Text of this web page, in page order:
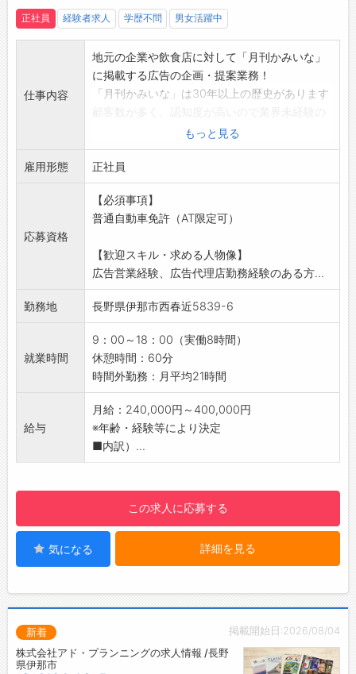
一部条件あり）
◆職歴に応じて定期的に階層別のミーティング
ています。
【教育制度】
新入社員OJT研修、新入社員フォローアップ研
度、資格取得推奨制度など
【転勤について】
・基本的には、自宅から通勤可能な近隣営業所
へ転勤の可能性があります。
可能な場合は、当社規定により基本給が上がり
ます。
・月3～4回程度、当番制による宿直勤務があり
ます。
・宿直勤務時間：17:00～翌8:30（手当あり）
【休日出勤について】
・月2回程度、休日出勤があります。
・休日出勤の際は、振替休日を取得して頂きま
す。
【会社特徴】
■創業1945年 社員数1,540名（2022年11月時
点）
978億7,023万円 （2022年8月実績）
ンのLPガスでは一般家庭・業務用への直接販売
に加え、地域ガス販売店様への卸売り販売も行
です。
■2021年より環境へ配慮したカーボンオフセッ
トLPガスの販売を開始し、今後もガス事業全体
としてお客様件数の拡大及び全国展開を目指し
正社員 経験者求人 学歴不問 男女活躍中
仕事内容
地元の企業や飲食店に対して「月刊かみいな」
に掲載する広告の企画・提案業務！
「月刊かみいな」は30年以上の歴史があります
方でも活躍できるお仕事です！
■企業や行政、飲食店などのパンフレット、チ
ラシ、名刺、看板等の企画・営業
■観光ガイド「たび～な信州」の企画・営業
■HPやWEB広告などの企画・営業
■TV／ラジオのCM企画
◎ゆくゆくは、ほか業務もお任せする予定で
す！
【やりがい】
・CM・情報誌まで数多くの経験可能！
め顧客から「たくさん反響があったよ！」「あ
りがとう！」と嬉しい反響をいただくことも非
常に多いのでやりがいを感じます。
【アピールポイント】
■表彰制度あり
社員の頑張りを公正に評価◎
境です！
【充実した手当◎】
・各種手当が充実しており、収入も安定！
・一人ひとりに社用車貸与
【社内環境】
タッフがフォローに入りますので、安心してご
もっと見る
雇用形態 正社員
応募資格
【必須事項】
普通自動車免許（AT限定可）
【歓迎スキル・求める人物像】
広告営業経験、広告代理店勤務経験のある方...
勤務地 長野県伊那市西春近5839-6
就業時間
9：00～18：00（実働8時間）
休憩時間：60分
時間外勤務：月平均21時間
給与
月給：240,000円～400,000円
※年齢・経験等により決定
■内訳）...
この求人に応募する
気になる 詳細を見る
掲載開始日:2026/08/04
新着
株式会社アド・プランニングの求人情報 /長野
県伊那市